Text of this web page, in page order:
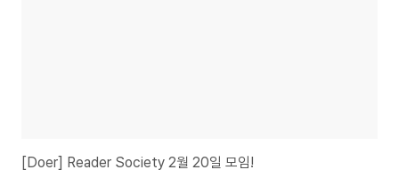
[Doer] Reader Society 2월 20일 모임!